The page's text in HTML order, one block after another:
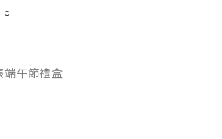
端午節禮盒